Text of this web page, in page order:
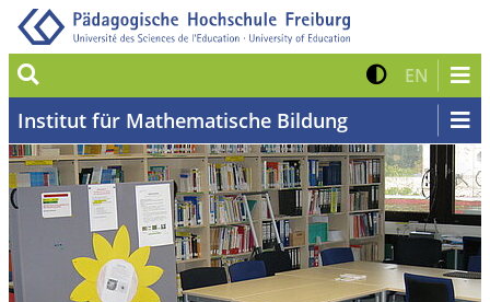
Suche Kontrast
EN Zur
Institut für Mathematische Bildung